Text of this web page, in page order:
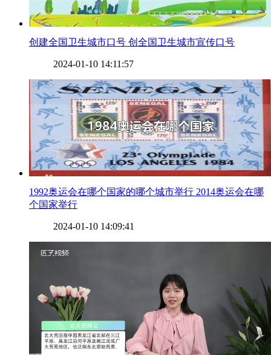
​创建全国卫生城市口号 创全国卫生城市宣传口号
2024-01-10 14:11:57
​1992奥运会在哪个国家的哪个城市举行 2014奥运会在哪
个国家举行
2024-01-10 14:09:41